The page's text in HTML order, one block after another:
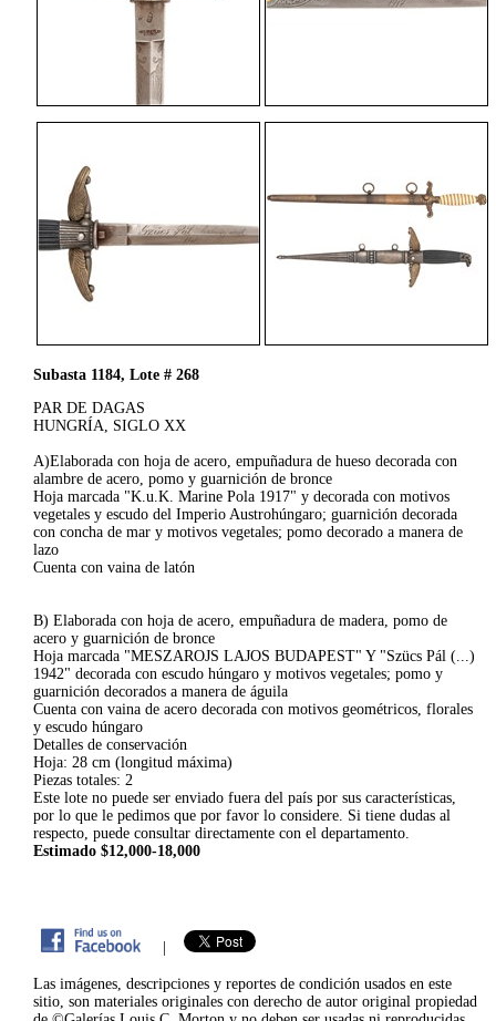
Subasta 1184, Lote # 268
PAR DE DAGAS
HUNGRÍA, SIGLO XX
A)Elaborada con hoja de acero, empuñadura de hueso decorada con
alambre de acero, pomo y guarnición de bronce
Hoja marcada "K.u.K. Marine Pola 1917" y decorada con motivos
vegetales y escudo del Imperio Austrohúngaro; guarnición decorada
con concha de mar y motivos vegetales; pomo decorado a manera de
lazo
Cuenta con vaina de latón
B) Elaborada con hoja de acero, empuñadura de madera, pomo de
acero y guarnición de bronce
Hoja marcada "MESZAROJS LAJOS BUDAPEST" Y "Szücs Pál (...)
1942" decorada con escudo húngaro y motivos vegetales; pomo y
guarnición decorados a manera de águila
Cuenta con vaina de acero decorada con motivos geométricos, florales
y escudo húngaro
Detalles de conservación
Hoja: 28 cm (longitud máxima)
Piezas totales: 2
Este lote no puede ser enviado fuera del país por sus características,
por lo que le pedimos que por favor lo considere. Si tiene dudas al
respecto, puede consultar directamente con el departamento.
Estimado $12,000-18,000
|
Las imágenes, descripciones y reportes de condición usados en este
sitio, son materiales originales con derecho de autor original propiedad